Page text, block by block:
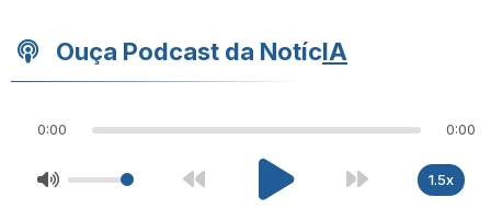
Ouça Podcast da NotícIA
0:00 0:00
1.5x